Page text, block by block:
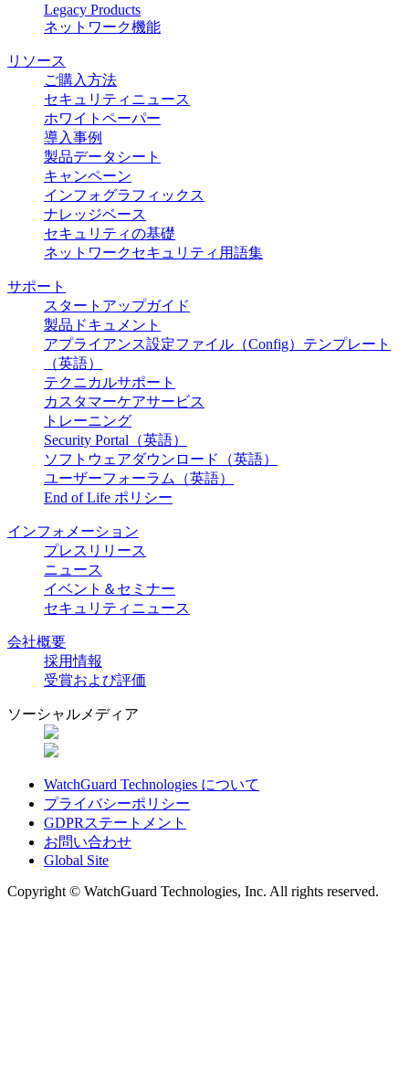
Legacy Products
ネットワーク機能
リソース
ご購入方法
セキュリティニュース
ホワイトペーパー
導入事例
製品データシート
キャンペーン
インフォグラフィックス
ナレッジベース
セキュリティの基礎
ネットワークセキュリティ用語集
サポート
スタートアップガイド
製品ドキュメント
アプライアンス設定ファイル（Config）テンプレート
（英語）
テクニカルサポート
カスタマーケアサービス
トレーニング
Security Portal（英語）
ソフトウェアダウンロード（英語）
ユーザーフォーラム（英語）
End of Life ポリシー
インフォメーション
プレスリリース
ニュース
イベント＆セミナー
セキュリティニュース
会社概要
採用情報
受賞および評価
ソーシャルメディア
WatchGuard Technologies について
プライバシーポリシー
GDPRステートメント
お問い合わせ
Global Site
Copyright © WatchGuard Technologies, Inc. All rights reserved.